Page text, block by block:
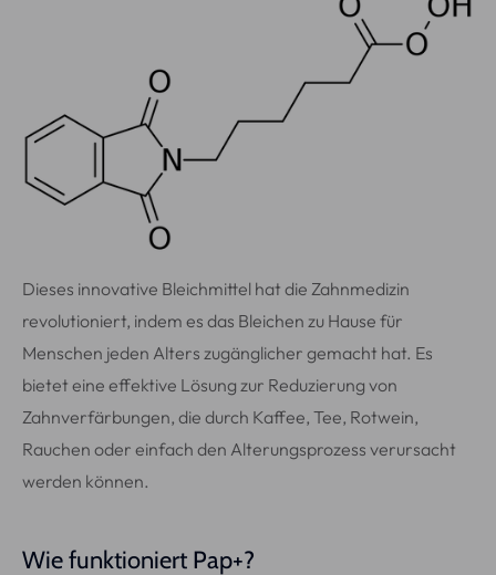
Dieses innovative Bleichmittel hat die Zahnmedizin
revolutioniert, indem es das Bleichen zu Hause für
Menschen jeden Alters zugänglicher gemacht hat. Es
bietet eine effektive Lösung zur Reduzierung von
Zahnverfärbungen, die durch Kaffee, Tee, Rotwein,
Rauchen oder einfach den Alterungsprozess verursacht
werden können.
Wie funktioniert Pap+?